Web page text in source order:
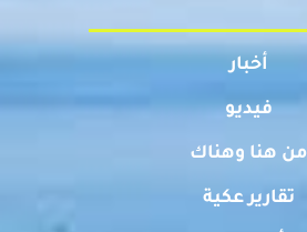
أخبار
فيديو
من هنا وهناك
تقارير عكية